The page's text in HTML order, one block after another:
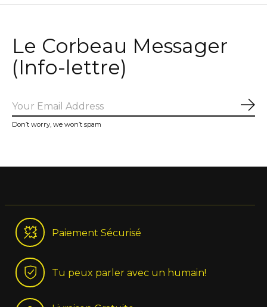
Le Corbeau Messager
(Info-lettre)
Don’t worry, we won’t spam
Paiement Sécurisé
Tu peux parler avec un humain!